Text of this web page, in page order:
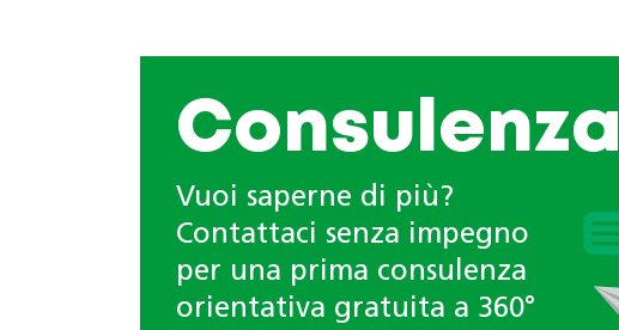
Consulenza
Vuoi saperne di più?
Contattaci senza impegno
per una prima consulenza
orientativa gratuita a 360°